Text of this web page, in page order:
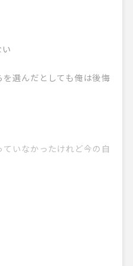
い
を選んだとしても俺は後悔
いなかったけれど今の自